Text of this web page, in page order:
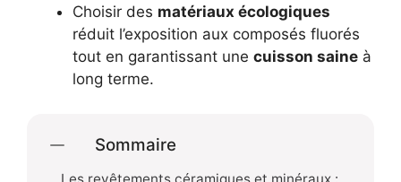
Choisir des matériaux écologiques
réduit l’exposition aux composés fluorés
tout en garantissant une cuisson saine à
long terme.
Sommaire
Les revêtements céramiques et minéraux :